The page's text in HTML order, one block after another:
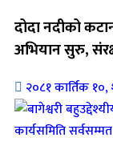
दोदा नदीको
अभियान सुरु,
२०८१ कार्तिक